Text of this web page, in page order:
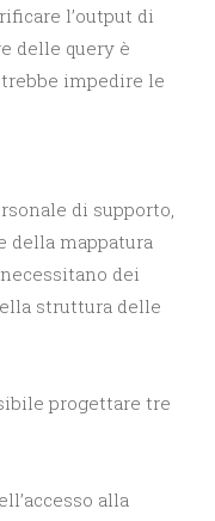
l’output di
delle query è
impedire le
di supporto,
della mappatura
dei
struttura delle
progettare tre
alla